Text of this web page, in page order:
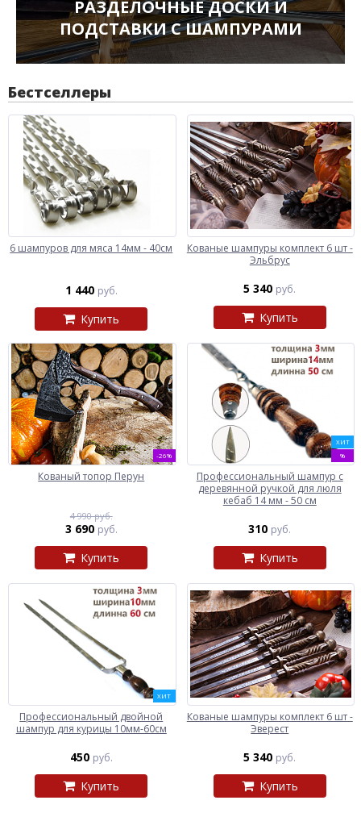
РАЗДЕЛОЧНЫЕ ДОСКИ И
ПОДСТАВКИ С ШАМПУРАМИ
Бестселлеры
6 шампуров для мяса 14мм - 40см
1 440 руб.
Купить
Кованые шампуры комплект 6 шт -
Эльбрус
5 340 руб.
Купить
-26%
Кованый топор Перун
4 990 руб.
3 690 руб.
Купить
ХИТ
%
Профессиональный шампур с
деревянной ручкой для люля
кебаб 14 мм - 50 см
310 руб.
Купить
ХИТ
Профессиональный двойной
шампур для курицы 10мм-60см
450 руб.
Купить
Кованые шампуры комплект 6 шт -
Эверест
5 340 руб.
Купить